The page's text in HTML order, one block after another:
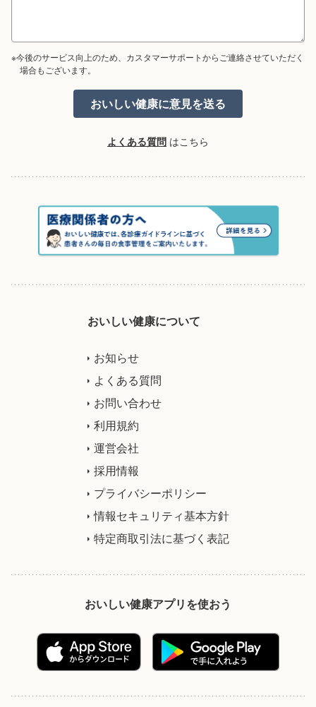
※今後のサービス向上のため、カスタマーサポートからご連絡させていただく
場合もございます。
よくある質問 はこちら
おいしい健康について
お知らせ
よくある質問
お問い合わせ
利用規約
運営会社
採用情報
プライバシーポリシー
情報セキュリティ基本方針
特定商取引法に基づく表記
おいしい健康アプリを使おう